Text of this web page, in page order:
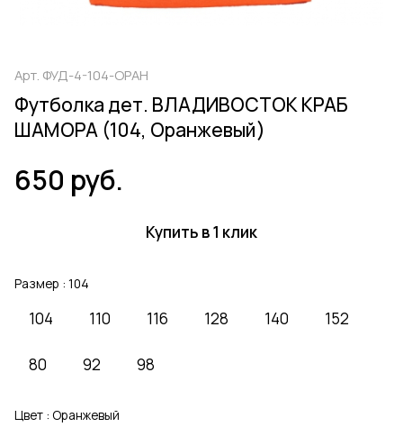
Арт. ФУД-4-104-ОРАН
Футболка дет. ВЛАДИВОСТОК КРАБ
ШАМОРА (104, Оранжевый)
650 руб.
Купить в 1 клик
Размер : 104
104 110 116 128 140 152
80 92 98
Цвет : Оранжевый